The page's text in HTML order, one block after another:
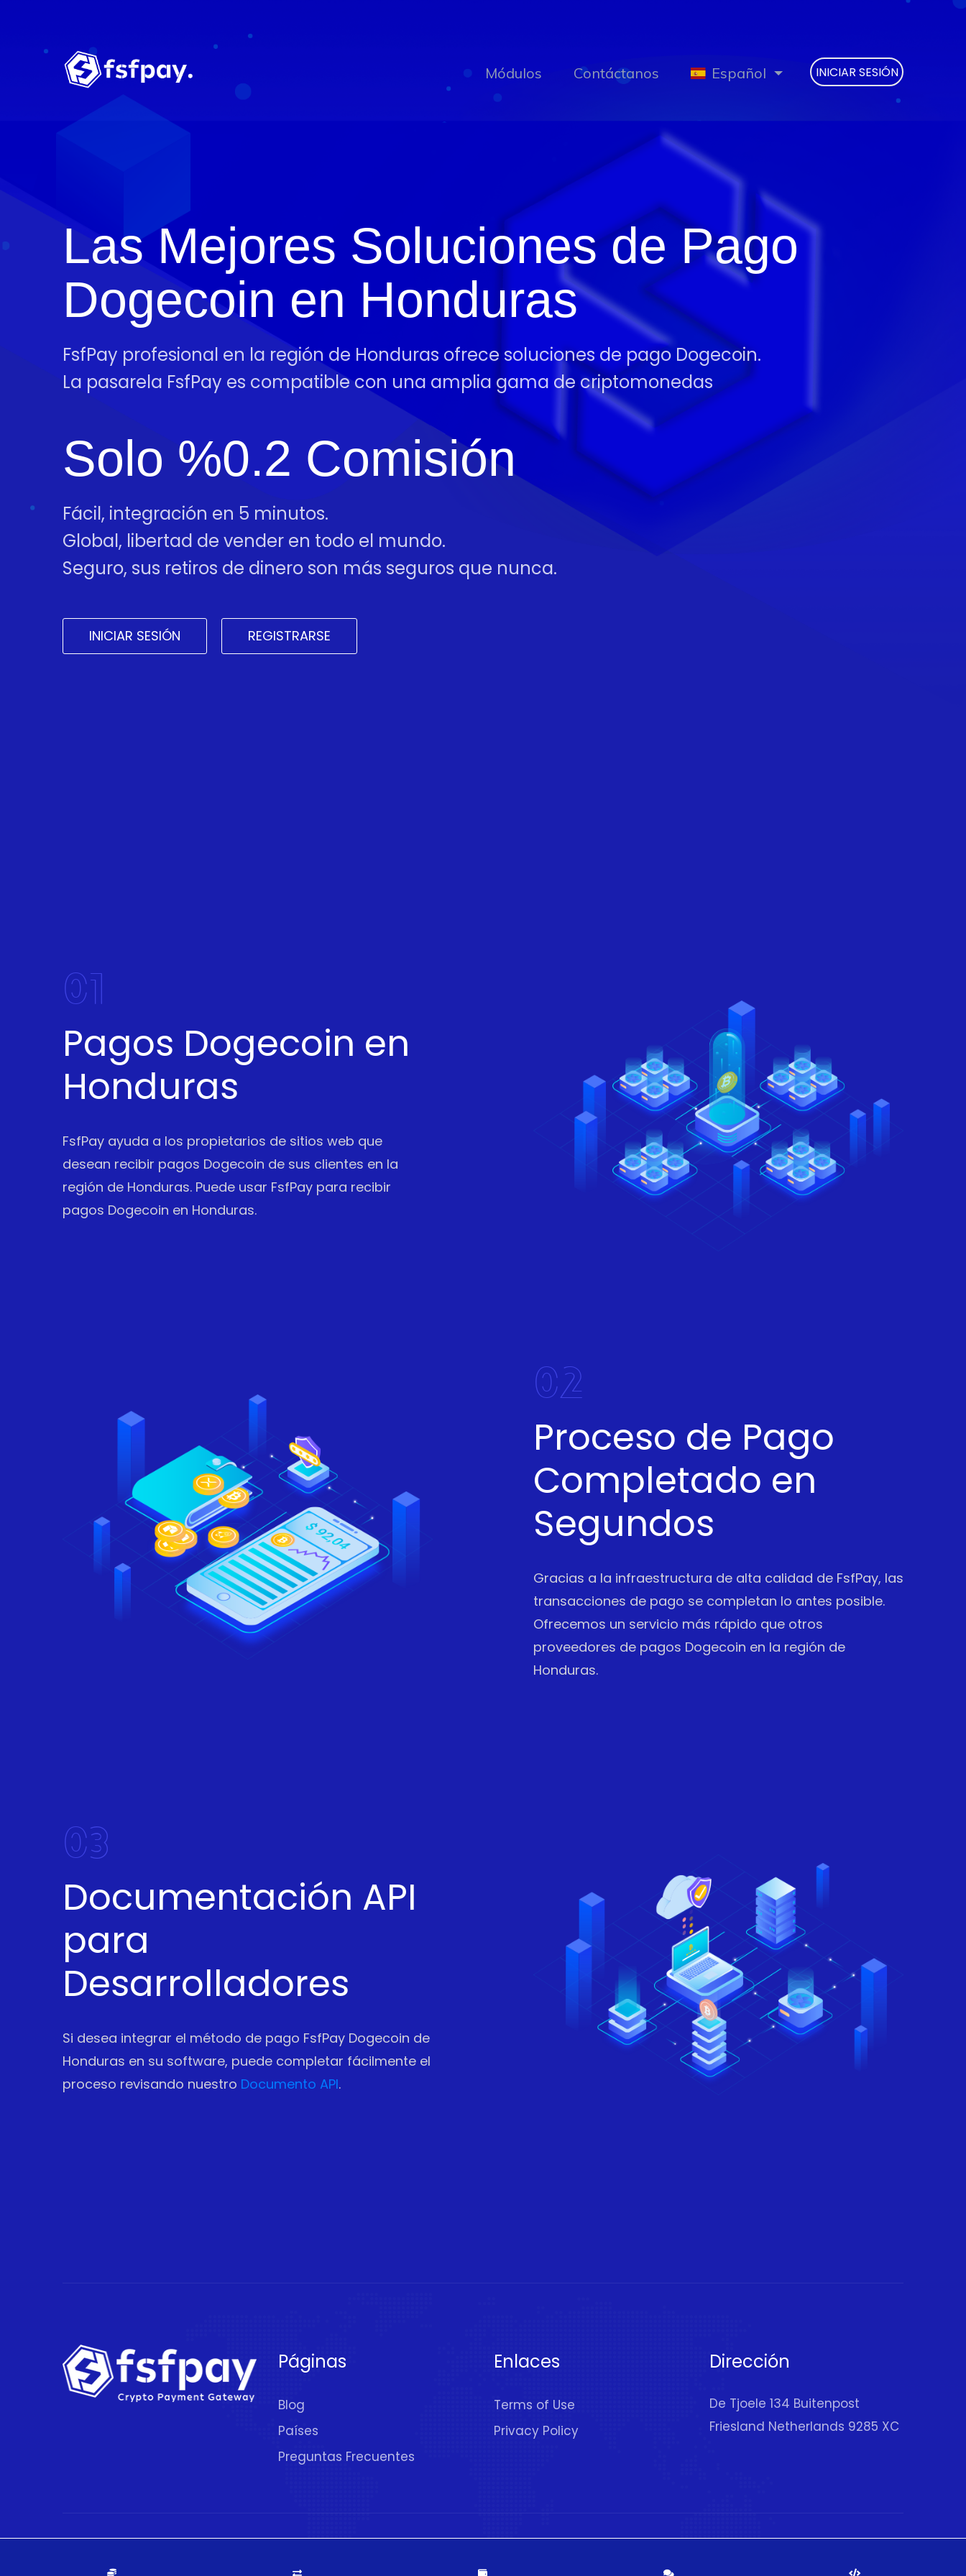
INICIAR SESIÓN
Módulos Contáctanos Español
Las Mejores Soluciones de Pago
Dogecoin en Honduras
FsfPay profesional en la región de Honduras ofrece soluciones de pago Dogecoin.
La pasarela FsfPay es compatible con una amplia gama de criptomonedas
Solo %0.2 Comisión
Fácil, integración en 5 minutos.
Global, libertad de vender en todo el mundo.
Seguro, sus retiros de dinero son más seguros que nunca.
INICIAR SESIÓN REGISTRARSE
01
Pagos Dogecoin en
Honduras
FsfPay ayuda a los propietarios de sitios web que
desean recibir pagos Dogecoin de sus clientes en la
región de Honduras. Puede usar FsfPay para recibir
pagos Dogecoin en Honduras.
02
Proceso de Pago
Completado en
Segundos
Gracias a la infraestructura de alta calidad de FsfPay, las
transacciones de pago se completan lo antes posible.
Ofrecemos un servicio más rápido que otros
proveedores de pagos Dogecoin en la región de
Honduras.
03
Documentación API
para
Desarrolladores
Si desea integrar el método de pago FsfPay Dogecoin de
Honduras en su software, puede completar fácilmente el
proceso revisando nuestro Documento API.
Páginas
Blog
Países
Preguntas Frecuentes
Enlaces
Terms of Use
Privacy Policy
Dirección
De Tjoele 134 Buitenpost
Friesland Netherlands 9285 XC